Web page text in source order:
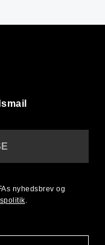
nyhedsbrev og
.